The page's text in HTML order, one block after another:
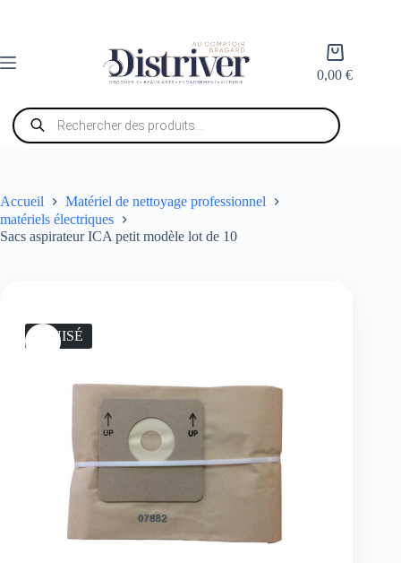
Panier
d’achat
0,00€
Recherche
de
produits
Accueil
Matériel de nettoyage professionnel
matériels électriques
Sacs aspirateur ICA petit modèle lot de 10
ÉPUISÉ